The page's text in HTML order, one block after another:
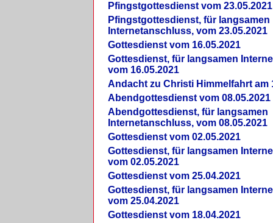
Pfingstgottesdienst vom 23.05.2021
Pfingstgottesdienst, für langsamen
Internetanschluss, vom 23.05.2021
Gottesdienst vom 16.05.2021
Gottesdienst, für langsamen
vom 16.05.2021
Andacht zu Christi Himmelfahrt am
Abendgottesdienst vom 08.05.2021
Abendgottesdienst, für langsamen
Internetanschluss, vom 08.05.2021
Gottesdienst vom 02.05.2021
Gottesdienst, für langsamen
vom 02.05.2021
Gottesdienst vom 25.04.2021
Gottesdienst, für langsamen
vom 25.04.2021
Gottesdienst vom 18.04.2021